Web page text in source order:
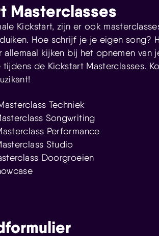
Masterclasses
Kickstart, zijn er ook
Hoe schrijf je je eigen song?
kijken bij het opnemen van
de Kickstart Masterclasses.
Techniek
Songwriting
Performance
Studio
Doorgroeien